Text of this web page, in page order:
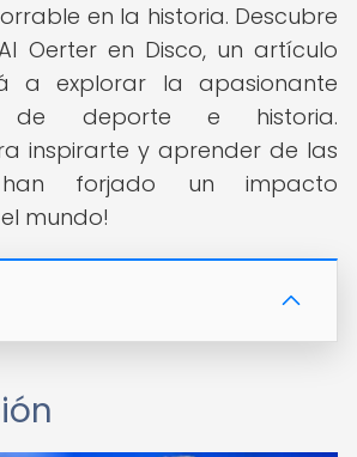
en la historia. Descubre
Oerter en Disco, un artículo
a explorar la apasionante
de deporte e historia.
inspirarte y aprender de las
forjado un impacto
mundo!